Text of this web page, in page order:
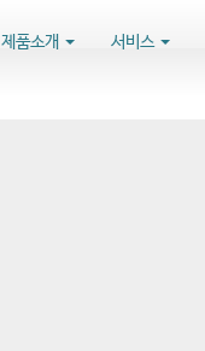
제품소개 서비스